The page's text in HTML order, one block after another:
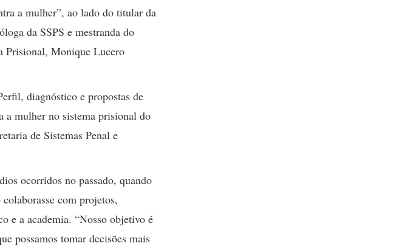
a mulher”, ao lado do titular da
da SSPS e mestranda do
Prisional, Monique Lucero
diagnóstico e propostas de
a mulher no sistema prisional do
de Sistemas Penal e
ocorridos no passado, quando
com projetos,
e a academia. “Nosso objetivo é
possamos tomar decisões mais